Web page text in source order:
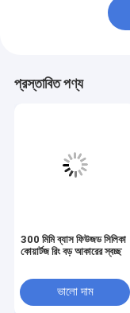
প্রস্তাবিত পণ্য
300 মিমি ব্যাস ফিউজড সিলিকা
কোয়ার্টজ রিং বড় আকারের স্বচ্ছ
ভালো দাম